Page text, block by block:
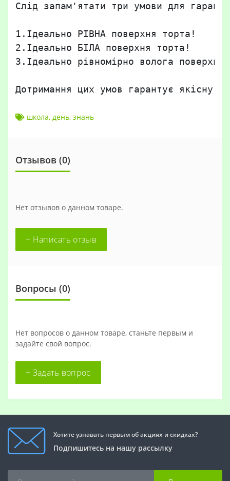
Слід запам'ятати три умови для
1.Ідеально РІВНА поверхня торта!
2.Ідеально БІЛА поверхня торта!
3.Ідеально рівномірно волога
Дотримання цих умов гарантує якісну,
школа, день, знань
Отзывов (0)
Нет отзывов о данном товаре.
+ Написать отзыв
Вопросы (0)
Нет вопросов о данном товаре, станьте первым и
задайте свой вопрос.
+ Задать вопрос
Хотите узнавать первым об акциях и скидках?
Подпишитесь на нашу рассылку